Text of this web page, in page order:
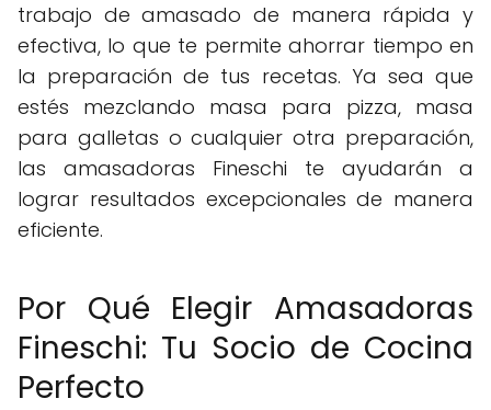
trabajo de amasado de manera rápida y
efectiva, lo que te permite ahorrar tiempo en
la preparación de tus recetas. Ya sea que
estés mezclando masa para pizza, masa
para galletas o cualquier otra preparación,
las amasadoras Fineschi te ayudarán a
lograr resultados excepcionales de manera
eficiente.
Por Qué Elegir Amasadoras
Fineschi: Tu Socio de Cocina
Perfecto